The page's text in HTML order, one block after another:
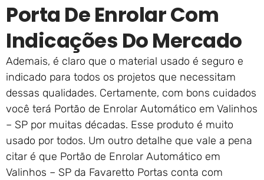
Porta De Enrolar Com
Indicações Do Mercado
Ademais, é claro que o material usado é seguro e
indicado para todos os projetos que necessitam
dessas qualidades. Certamente, com bons cuidados
você terá Portão de Enrolar Automático em Valinhos
– SP por muitas décadas. Esse produto é muito
usado por todos. Um outro detalhe que vale a pena
citar é que Portão de Enrolar Automático em
Valinhos – SP da Favaretto Portas conta com